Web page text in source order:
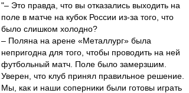
"– Это правда, что вы отказались выходить на
поле в матче на кубок России из-за того, что
было слишком холодно?
– Поляна на арене «Металлург» была
непригодна для того, чтобы проводить на ней
футбольный матч. Поле было замерзшим.
Уверен, что клуб принял правильное решение.
Мы, как и наши соперники были готовы играть